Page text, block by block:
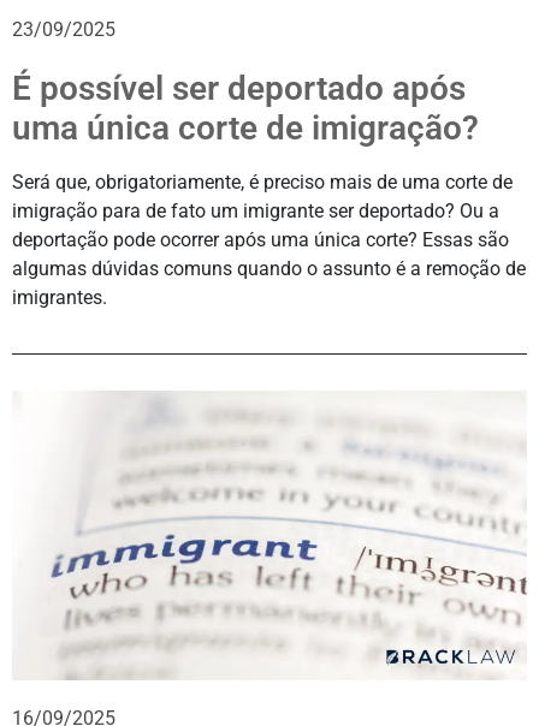
23/09/2025
É possível ser deportado após
uma única corte de imigração?
Será que, obrigatoriamente, é preciso mais de uma corte de
imigração para de fato um imigrante ser deportado? Ou a
deportação pode ocorrer após uma única corte? Essas são
algumas dúvidas comuns quando o assunto é a remoção de
imigrantes.
16/09/2025